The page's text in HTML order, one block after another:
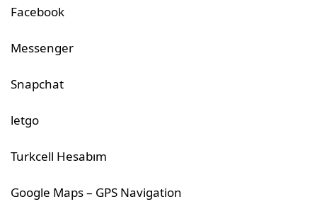
Facebook
Messenger
Snapchat
letgo
Turkcell Hesabım
Google Maps – GPS Navigation